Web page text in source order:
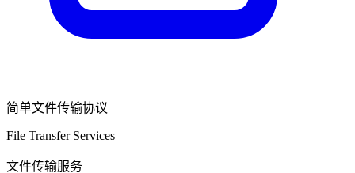
简单文件传输协议
File Transfer Services
文件传输服务